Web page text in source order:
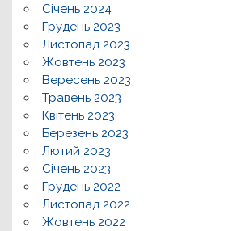
Січень 2024
Грудень 2023
Листопад 2023
Жовтень 2023
Вересень 2023
Травень 2023
Квітень 2023
Березень 2023
Лютий 2023
Січень 2023
Грудень 2022
Листопад 2022
Жовтень 2022